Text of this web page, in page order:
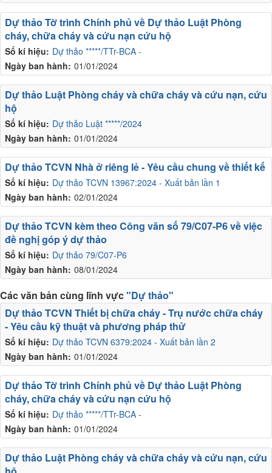
Số kí hiệu: Dự thảo *****/TTr-BCA -
Ngày ban hành: 01/01/2024
Dự thảo Tờ trình Chính phủ về Dự thảo Luật Phòng
cháy, chữa cháy và cứu nạn cứu hộ
Số kí hiệu: Dự thảo Luật *****/2024
Ngày ban hành: 01/01/2024
Dự thảo Luật Phòng cháy và chữa cháy và cứu nạn, cứu
hộ
Số kí hiệu: Dự thảo TCVN 13967:2024 - Xuất bản lần 1
Ngày ban hành: 02/01/2024
Dự thảo TCVN Nhà ở riêng lẻ - Yêu cầu chung về thiết kế
Số kí hiệu: Dự thảo 79/C07-P6
Ngày ban hành: 08/01/2024
Dự thảo TCVN kèm theo Công văn số 79/C07-P6 về việc
đề nghị góp ý dự thảo
Các văn bản cùng lĩnh vực"Dự thảo"
Số kí hiệu: Dự thảo TCVN 6379:2024 - Xuất bản lần 2
Ngày ban hành: 01/01/2024
Dự thảo TCVN Thiết bị chữa cháy - Trụ nước chữa cháy
- Yêu cầu kỹ thuật và phương pháp thử
Số kí hiệu: Dự thảo *****/TTr-BCA -
Ngày ban hành: 01/01/2024
Dự thảo Tờ trình Chính phủ về Dự thảo Luật Phòng
cháy, chữa cháy và cứu nạn cứu hộ
Dự thảo Luật Phòng cháy và chữa cháy và cứu nạn, cứu